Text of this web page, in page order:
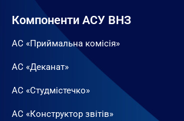
Компоненти АСУ ВНЗ
АС «Приймальна комісія»
АС «Деканат»
АС «Студмістечко»
АС «Конструктор звітів»